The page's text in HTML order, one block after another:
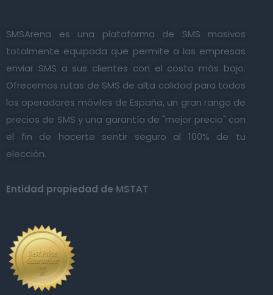
SMSArena es una plataforma de SMS masivos
totalmente equipada que permite a las empresas
enviar SMS a sus clientes con el costo más bajo.
Ofrecemos rutas de SMS de alta calidad para todos
los operadores móviles de España, un gran rango de
precios de SMS y una garantía de "mejor precio" con
el fin de hacerte sentir seguro al 100% de tu
elección.
Entidad propiedad de MSTAT